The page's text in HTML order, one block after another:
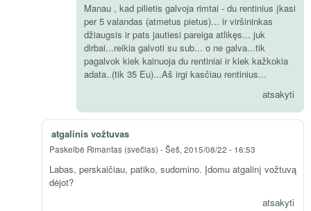
Manau , kad pilietis galvoja rimtai - du rentinius įkasi
per 5 valandas (atmetus pietus)... ir viršininkas
džiaugsis ir pats jautiesi pareiga atlikęs... juk
dirbai...reikia galvoti su sub... o ne galva...tik
pagalvok kiek kainuoja du rentiniai ir kiek kažkokia
adata..(tik 35 Eu)...Aš irgi kasčiau rentinius...
atsakyti
atgalinis vožtuvas
Paskelbė Rimantas (svečias) -Šeš, 2015/08/22 - 16:53
Labas, perskaičiau, patiko, sudomino. Įdomu atgalinį vožtuvą
dėjot?
atsakyti